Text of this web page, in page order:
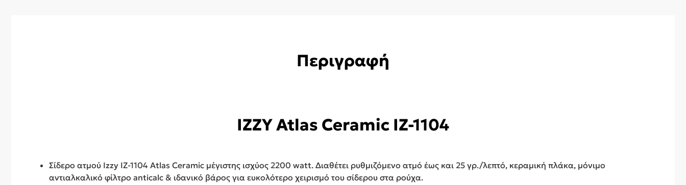
Περιγραφή
IZZY Atlas Ceramic IZ-1104
Σίδερο ατμού Izzy IZ-1104 Atlas Ceramic μέγιστης ισχύος 2200 watt. Διαθέτει ρυθμιζόμενο ατμό έως και 25 γρ./λεπτό, κεραμική πλάκα, μόνιμο
αντιαλκαλικό φίλτρο anticalc & ιδανικό βάρος για ευκολότερο χειρισμό του σίδερου στα ρούχα.